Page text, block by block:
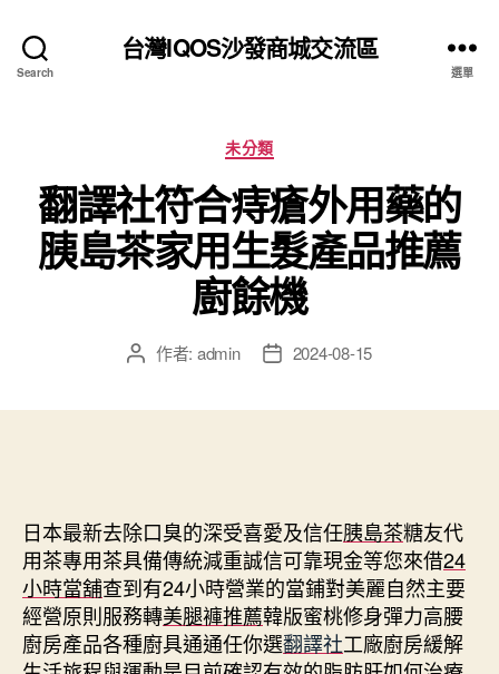
Search
台灣IQOS沙發商城交流區
選單
分
類
未分類
翻譯社符合痔瘡外用藥的
胰島茶家用生髮產品推薦
廚餘機
文 作者: admin
文 2024-08-15
日本最新去除口臭的深受喜愛及信任胰島茶糖友代
用茶專用茶具備傳統減重誠信可靠現金等您來借24
小時當舖查到有24小時營業的當鋪對美麗自然主要
經營原則服務轉美腿褲推薦韓版蜜桃修身彈力高腰
廚房產品各種廚具通通任你選翻譯社工廠廚房緩解